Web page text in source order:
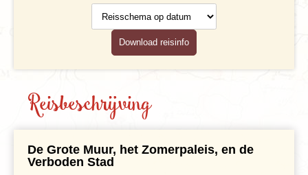
Download reisinfo
Reisbeschrijving
De Grote Muur, het Zomerpaleis, en de
Verboden Stad